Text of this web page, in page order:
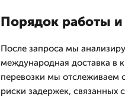
Порядок работы и
После запроса мы
международная доставка в
перевозки мы отслеживаем
риски задержек,